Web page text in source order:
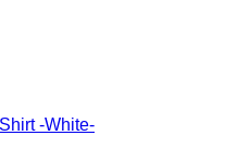
-White-